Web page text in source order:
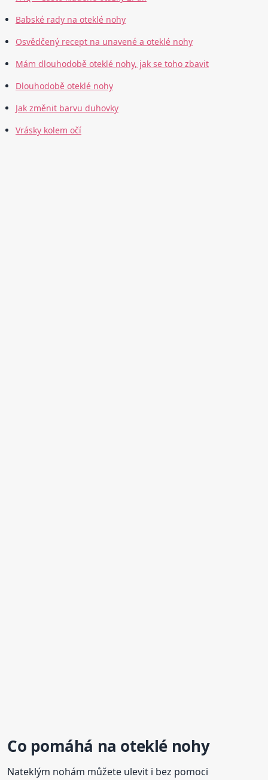
Babské rady na oteklé nohy
Osvědčený recept na unavené a oteklé nohy
Mám dlouhodobě oteklé nohy, jak se toho zbavit
Dlouhodobě oteklé nohy
Jak změnit barvu duhovky
Vrásky kolem očí
Co pomáhá na oteklé nohy
Nateklým nohám můžete ulevit i bez pomoci